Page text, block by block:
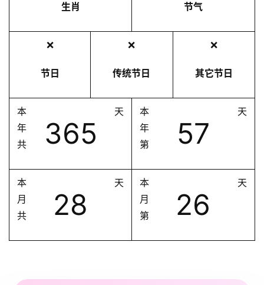
生肖 节气
❌
节日
❌
传统节日
❌
其它节日
本
年
共
365
天
本
年
第
57
天
本
月
共
28
天
本
月
第
26
天